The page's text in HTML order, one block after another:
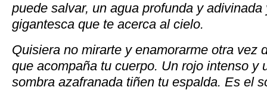
puede salvar, un agua profunda y
gigantesca que te acerca al cielo.
Quisiera no mirarte y enamorarme otra vez
que acompaña tu cuerpo. Un rojo intenso y
sombra azafranada tiñen tu espalda. Es el